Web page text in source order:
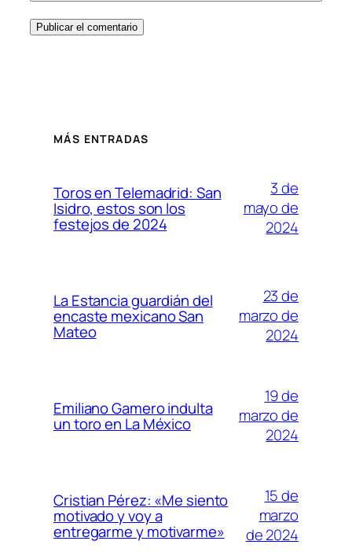
MÁS ENTRADAS
Toros en Telemadrid: San
Isidro, estos son los
festejos de 2024
3 de
mayo de
2024
La Estancia guardián del
encaste mexicano San
Mateo
23 de
marzo de
2024
Emiliano Gamero indulta
un toro en La México
19 de
marzo de
2024
Cristian Pérez: «Me siento
motivado y voy a
entregarme y motivarme»
15 de
marzo
de 2024